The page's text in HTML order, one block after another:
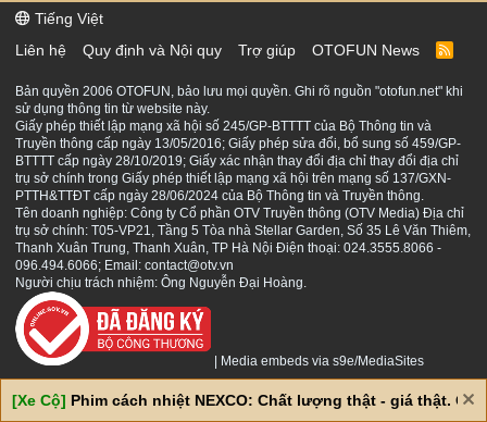
Tiếng Việt
Liên hệ
Quy định và Nội quy Trợ giúp OTOFUN News
R
S
Bản quyền 2006 OTOFUN, bảo lưu mọi quyền. Ghi rõ nguồn "otofun.net" khi
sử dụng thông tin từ website này.
Giấy phép thiết lập mạng xã hội số 245/GP-BTTTT của Bộ Thông tin và
Truyền thông cấp ngày 13/05/2016; Giấy phép sửa đổi, bổ sung số 459/GP-
BTTTT cấp ngày 28/10/2019; Giấy xác nhận thay đổi địa chỉ thay đổi địa chỉ
trụ sở chính trong Giấy phép thiết lập mạng xã hội trên mạng số 137/GXN-
PTTH&TTĐT cấp ngày 28/06/2024 của Bộ Thông tin và Truyền thông.
Tên doanh nghiệp: Công ty Cổ phần OTV Truyền thông (OTV Media) Địa chỉ
trụ sở chính: T05-VP21, Tầng 5 Tòa nhà Stellar Garden, Số 35 Lê Văn Thiêm,
Thanh Xuân Trung, Thanh Xuân, TP Hà Nội Điện thoại: 024.3555.8066 -
096.494.6066; Email: contact@otv.vn
Người chịu trách nhiệm: Ông Nguyễn Đại Hoàng.
Media embeds via s9e/MediaSites
[Xe Cộ] Phim cách nhiệt NEXCO: Chất lượng thật - giá thật. Giá